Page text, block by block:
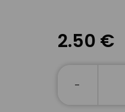
2.50 €
-